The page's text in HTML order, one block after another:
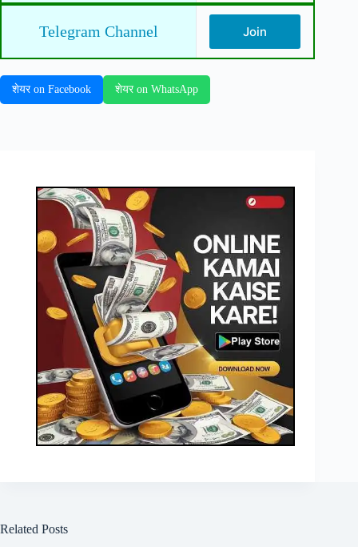
Telegram Channel Join
शेयर on Facebook शेयर on WhatsApp
Related Posts